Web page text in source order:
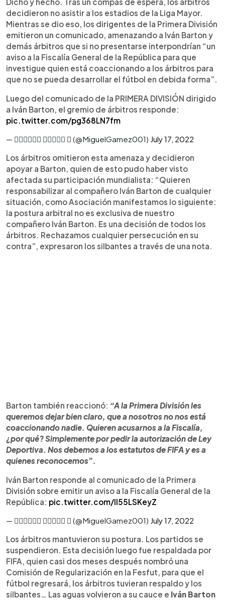
decidieron no asistir a los estadios de la Liga Mayor.
Mientras se dio eso, los dirigentes de la Primera División
emitieron un comunicado, amenazando a Iván Barton y
demás árbitros que si no presentarse interpondrían “un
aviso a la Fiscalía General de la República para que
investigue quien está coaccionando a los árbitros para
que no se pueda desarrollar el fútbol en debida forma”.
Luego del comunicado de la PRIMERA DIVISIÓN dirigido
a Iván Barton, el gremio de árbitros responde:
pic.twitter.com/pg368LN7fm
— 𝓜𝓲𝓰𝓾𝓮𝓵 𝓖𝓪𝓶𝓮𝔃  (@MiguelGamez001) July 17, 2022
Los árbitros omitieron esta amenaza y decidieron
apoyar a Barton, quien de esto pudo haber visto
afectada su participación mundialista: “Quieren
responsabilizar al compañero Iván Barton de cualquier
situación, como Asociación manifestamos lo siguiente:
la postura arbitral no es exclusiva de nuestro
compañero Iván Barton. Es una decisión de todos los
árbitros. Rechazamos cualquier persecución en su
contra”, expresaron los silbantes a través de una nota.
Barton también reaccionó: “A la Primera División les
queremos dejar bien claro, que a nosotros no nos está
coaccionando nadie. Quieren acusarnos a la Fiscalía,
¿por qué? Simplemente por pedir la autorización de Ley
Deportiva. Nos debemos a los estatutos de FIFA y es a
quienes reconocemos”.
Iván Barton responde al comunicado de la Primera
División sobre emitir un aviso a la Fiscalía General de la
República: pic.twitter.com/ll55LSKeyZ
— 𝓜𝓲𝓰𝓾𝓮𝓵 𝓖𝓪𝓶𝓮𝔃  (@MiguelGamez001) July 17, 2022
Los árbitros mantuvieron su postura. Los partidos se
suspendieron. Esta decisión luego fue respaldada por
FIFA, quien casi dos meses después nombró una
Comisión de Regularización en la Fesfut, para que el
fútbol regresará, los árbitros tuvieran respaldo y los
silbantes… Las aguas volvieron a su cauce e Iván Barton